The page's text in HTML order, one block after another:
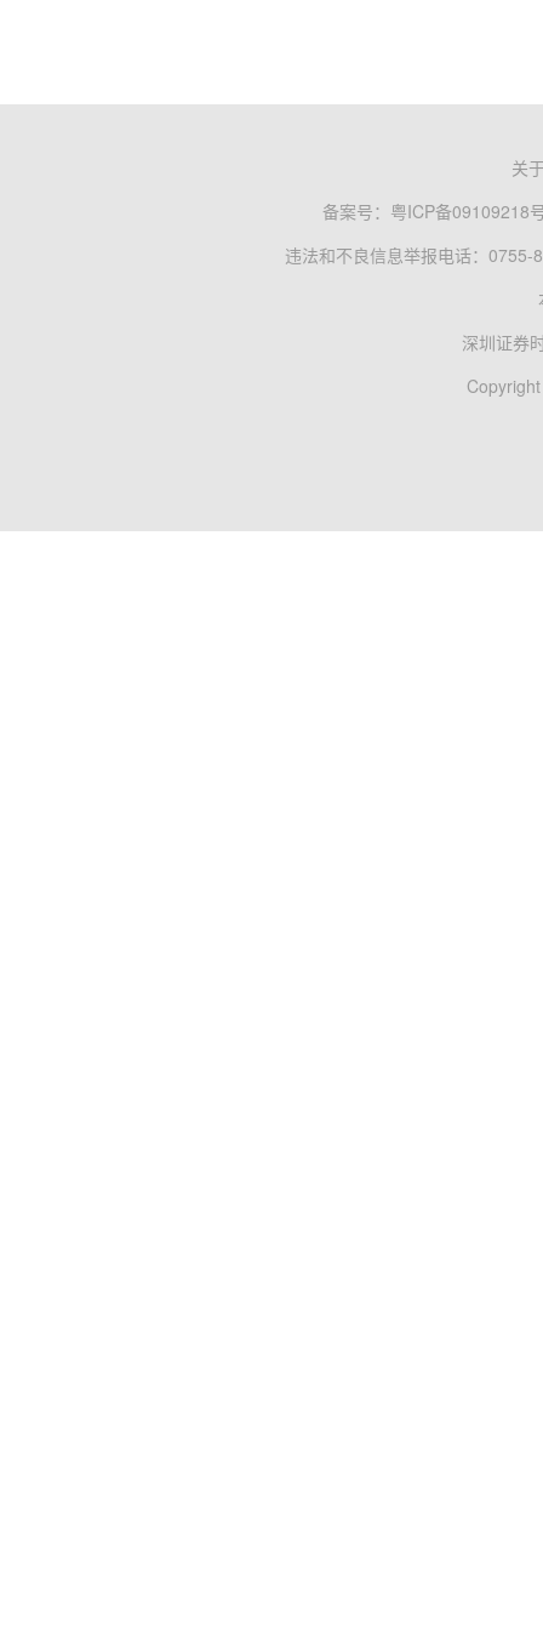
关
备案号： 粤ICP备09109218
违法和不良信息举报电话：0755-
深圳证券